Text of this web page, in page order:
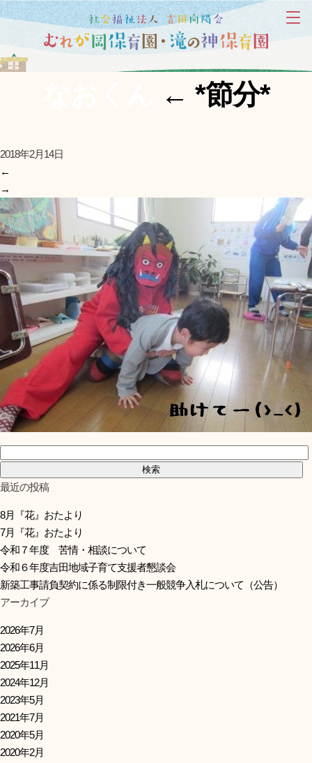
← *節分*
2018年2月14日
←
→
最近の投稿
8月『花』おたより
7月『花』おたより
令和７年度 苦情・相談について
令和６年度吉田地域子育て支援者懇談会
新築工事請負契約に係る制限付き一般競争入札について（公告）
アーカイブ
2026年7月
2026年6月
2025年11月
2024年12月
2023年5月
2021年7月
2020年5月
2020年2月